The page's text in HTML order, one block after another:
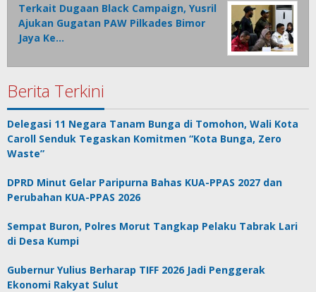
Terkait Dugaan Black Campaign, Yusril
Ajukan Gugatan PAW Pilkades Bimor
Jaya Ke…
Berita Terkini
Delegasi 11 Negara Tanam Bunga di Tomohon, Wali Kota
Caroll Senduk Tegaskan Komitmen “Kota Bunga, Zero
Waste”
DPRD Minut Gelar Paripurna Bahas KUA-PPAS 2027 dan
Perubahan KUA-PPAS 2026
Sempat Buron, Polres Morut Tangkap Pelaku Tabrak Lari
di Desa Kumpi
Gubernur Yulius Berharap TIFF 2026 Jadi Penggerak
Ekonomi Rakyat Sulut